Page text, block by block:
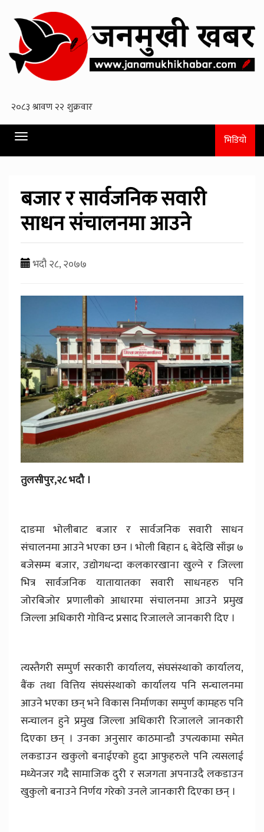
Toggle
navigation
भिडियो
बजार र सार्वजनिक सवारी
साधन संचालनमा आउने
भदौ २८, २०७७
तुलसीपुर,२८ भदौ ।
दाङमा भोलीबाट बजार र सार्वजनिक सवारी साधन
संचालनमा आउने भएका छन । भोली बिहान ६ बेदेखि साँझ ७
बजेसम्म बजार, उद्योगधन्दा कलकारखाना खुल्ने र जिल्ला
भित्र सार्वजनिक यातायातका सवारी साधनहरु पनि
जोरबिजोर प्रणालीको आधारमा संचालनमा आउने प्रमुख
जिल्ला अधिकारी गोविन्द प्रसाद रिजालले जानकारी दिए ।
त्यस्तैगरी सम्पुर्ण सरकारी कार्यालय, संघसंस्थाको कार्यालय,
बैंक तथा वित्तिय संघसंस्थाको कार्यालय पनि सन्चालनमा
आउने भएका छन् भने विकास निर्माणका सम्पुर्ण कामहरु पनि
सन्चालन हुने प्रमुख जिल्ला अधिकारी रिजालले जानकारी
दिएका छन् । उनका अनुसार काठमान्डौ उपत्यकामा समेत
लकडाउन खकुलो बनाईएको हुदा आफुहरुले पनि त्यसलाई
मध्येनजर गदै सामाजिक दुरी र सजगता अपनाउदै लकडाउन
खुकुलो बनाउने निर्णय गरेको उनले जानकारी दिएका छन् ।